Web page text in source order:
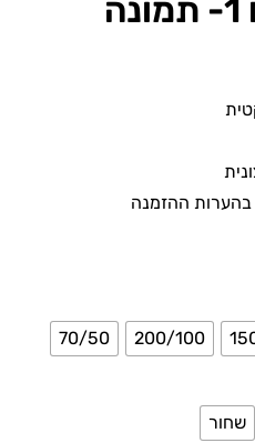
מעגלים אפורים 1- תמונה
בהערות ההזמנה
200/100
70/50
שחור